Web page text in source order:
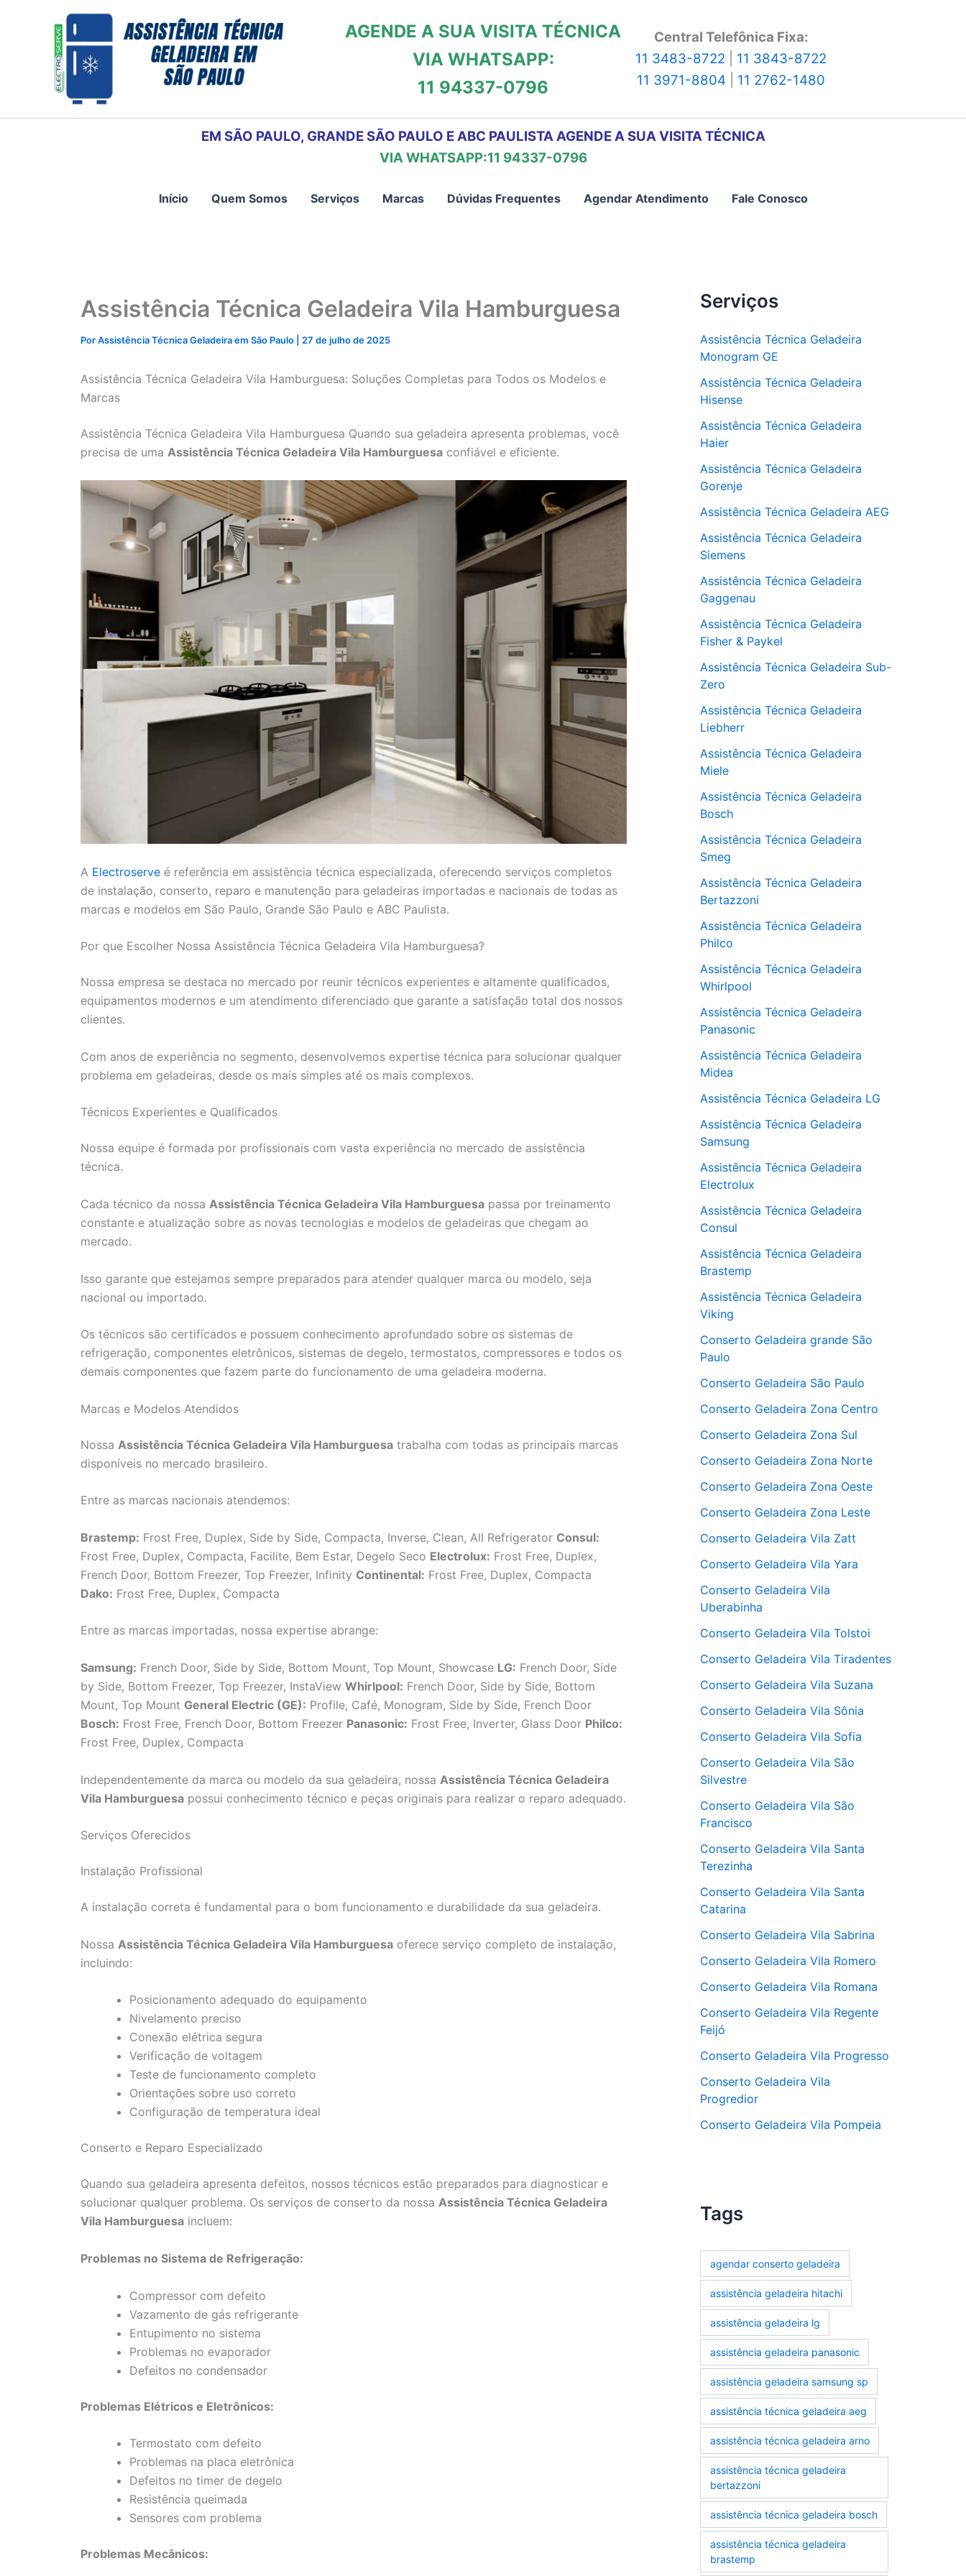
AGENDE A SUA VISITA TÉCNICA
VIA WHATSAPP:
11 94337-0796
Central Telefônica Fixa:
11 3483-8722
11 3843-8722
11 3971-8804
11 2762-1480
EM SÃO PAULO, GRANDE SÃO PAULO E ABC PAULISTA AGENDE A SUA VISITA TÉCNICA
VIA WHATSAPP:11 94337-0796
Início Quem Somos Serviços Marcas Dúvidas Frequentes Agendar Atendimento Fale Conosco
Assistência Técnica Geladeira Vila Hamburguesa
PorAssistência Técnica Geladeira em São Paulo 27 de julho de 2025
Assistência Técnica Geladeira Vila Hamburguesa: Soluções Completas para Todos os Modelos e
Marcas
Assistência Técnica Geladeira Vila Hamburguesa Quando sua geladeira apresenta problemas, você
precisa de uma Assistência Técnica Geladeira Vila Hamburguesa confiável e eficiente.
A Electroserve é referência em assistência técnica especializada, oferecendo serviços completos
de instalação, conserto, reparo e manutenção para geladeiras importadas e nacionais de todas as
marcas e modelos em São Paulo, Grande São Paulo e ABC Paulista.
Por que Escolher Nossa Assistência Técnica Geladeira Vila Hamburguesa?
Nossa empresa se destaca no mercado por reunir técnicos experientes e altamente qualificados,
equipamentos modernos e um atendimento diferenciado que garante a satisfação total dos nossos
clientes.
Com anos de experiência no segmento, desenvolvemos expertise técnica para solucionar qualquer
problema em geladeiras, desde os mais simples até os mais complexos.
Técnicos Experientes e Qualificados
Nossa equipe é formada por profissionais com vasta experiência no mercado de assistência
técnica.
Cada técnico da nossa Assistência Técnica Geladeira Vila Hamburguesa passa por treinamento
constante e atualização sobre as novas tecnologias e modelos de geladeiras que chegam ao
mercado.
Isso garante que estejamos sempre preparados para atender qualquer marca ou modelo, seja
nacional ou importado.
Os técnicos são certificados e possuem conhecimento aprofundado sobre os sistemas de
refrigeração, componentes eletrônicos, sistemas de degelo, termostatos, compressores e todos os
demais componentes que fazem parte do funcionamento de uma geladeira moderna.
Marcas e Modelos Atendidos
Nossa Assistência Técnica Geladeira Vila Hamburguesa trabalha com todas as principais marcas
disponíveis no mercado brasileiro.
Entre as marcas nacionais atendemos:
Brastemp: Frost Free, Duplex, Side by Side, Compacta, Inverse, Clean, All Refrigerator Consul:
Frost Free, Duplex, Compacta, Facilite, Bem Estar, Degelo Seco Electrolux: Frost Free, Duplex,
French Door, Bottom Freezer, Top Freezer, Infinity Continental: Frost Free, Duplex, Compacta
Dako: Frost Free, Duplex, Compacta
Entre as marcas importadas, nossa expertise abrange:
Samsung: French Door, Side by Side, Bottom Mount, Top Mount, Showcase LG: French Door, Side
by Side, Bottom Freezer, Top Freezer, InstaView Whirlpool: French Door, Side by Side, Bottom
Mount, Top Mount General Electric (GE): Profile, Café, Monogram, Side by Side, French Door
Bosch: Frost Free, French Door, Bottom Freezer Panasonic: Frost Free, Inverter, Glass Door Philco:
Frost Free, Duplex, Compacta
Independentemente da marca ou modelo da sua geladeira, nossa Assistência Técnica Geladeira
Vila Hamburguesa possui conhecimento técnico e peças originais para realizar o reparo adequado.
Serviços Oferecidos
Instalação Profissional
A instalação correta é fundamental para o bom funcionamento e durabilidade da sua geladeira.
Nossa Assistência Técnica Geladeira Vila Hamburguesa oferece serviço completo de instalação,
incluindo:
Posicionamento adequado do equipamento
Nivelamento preciso
Conexão elétrica segura
Verificação de voltagem
Teste de funcionamento completo
Orientações sobre uso correto
Configuração de temperatura ideal
Conserto e Reparo Especializado
Quando sua geladeira apresenta defeitos, nossos técnicos estão preparados para diagnosticar e
solucionar qualquer problema. Os serviços de conserto da nossa Assistência Técnica Geladeira
Vila Hamburguesa incluem:
Problemas no Sistema de Refrigeração:
Compressor com defeito
Vazamento de gás refrigerante
Entupimento no sistema
Problemas no evaporador
Defeitos no condensador
Problemas Elétricos e Eletrônicos:
Termostato com defeito
Problemas na placa eletrônica
Defeitos no timer de degelo
Resistência queimada
Sensores com problema
Problemas Mecânicos:
Serviços
Assistência Técnica Geladeira
Monogram GE
Assistência Técnica Geladeira
Hisense
Assistência Técnica Geladeira
Haier
Assistência Técnica Geladeira
Gorenje
Assistência Técnica Geladeira AEG
Assistência Técnica Geladeira
Siemens
Assistência Técnica Geladeira
Gaggenau
Assistência Técnica Geladeira
Fisher & Paykel
Assistência Técnica Geladeira Sub-
Zero
Assistência Técnica Geladeira
Liebherr
Assistência Técnica Geladeira
Miele
Assistência Técnica Geladeira
Bosch
Assistência Técnica Geladeira
Smeg
Assistência Técnica Geladeira
Bertazzoni
Assistência Técnica Geladeira
Philco
Assistência Técnica Geladeira
Whirlpool
Assistência Técnica Geladeira
Panasonic
Assistência Técnica Geladeira
Midea
Assistência Técnica Geladeira LG
Assistência Técnica Geladeira
Samsung
Assistência Técnica Geladeira
Electrolux
Assistência Técnica Geladeira
Consul
Assistência Técnica Geladeira
Brastemp
Assistência Técnica Geladeira
Viking
Conserto Geladeira grande São
Paulo
Conserto Geladeira São Paulo
Conserto Geladeira Zona Centro
Conserto Geladeira Zona Sul
Conserto Geladeira Zona Norte
Conserto Geladeira Zona Oeste
Conserto Geladeira Zona Leste
Conserto Geladeira Vila Zatt
Conserto Geladeira Vila Yara
Conserto Geladeira Vila
Uberabinha
Conserto Geladeira Vila Tolstoi
Conserto Geladeira Vila Tiradentes
Conserto Geladeira Vila Suzana
Conserto Geladeira Vila Sônia
Conserto Geladeira Vila Sofia
Conserto Geladeira Vila São
Silvestre
Conserto Geladeira Vila São
Francisco
Conserto Geladeira Vila Santa
Terezinha
Conserto Geladeira Vila Santa
Catarina
Conserto Geladeira Vila Sabrina
Conserto Geladeira Vila Romero
Conserto Geladeira Vila Romana
Conserto Geladeira Vila Regente
Feijó
Conserto Geladeira Vila Progresso
Conserto Geladeira Vila
Progredior
Conserto Geladeira Vila Pompeia
Tags
agendar conserto geladeira
assistência geladeira hitachi
assistência geladeira lg
assistência geladeira panasonic
assistência geladeira samsung sp
assistência técnica geladeira aeg
assistência técnica geladeira arno
assistência técnica geladeira
bertazzoni
assistência técnica geladeira bosch
assistência técnica geladeira
brastemp